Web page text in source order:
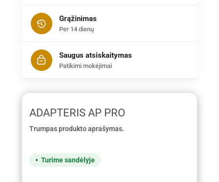
Grąžinimas
Per 14 dienų
Saugus atsiskaitymas
Patikimi mokėjimai
ADAPTERIS AP PRO
Trumpas produkto aprašymas.
Turime sandėlyje